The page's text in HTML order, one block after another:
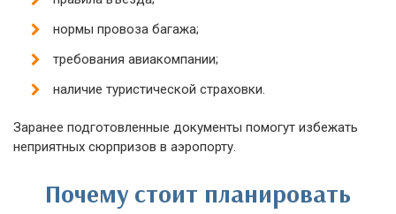
нормы провоза багажа;
требования авиакомпании;
наличие туристической страховки.
Заранее подготовленные документы помогут избежать
неприятных сюрпризов в аэропорту.
Почему стоит планировать